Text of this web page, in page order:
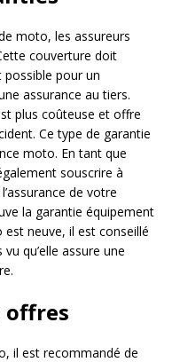
moto, les assureurs
couverture doit
possible pour un
assurance au tiers.
plus coûteuse et offre
Ce type de garantie
moto. En tant que
souscrire à
de votre
la garantie équipement
neuve, il est conseillé
qu’elle assure une
offres
il est recommandé de